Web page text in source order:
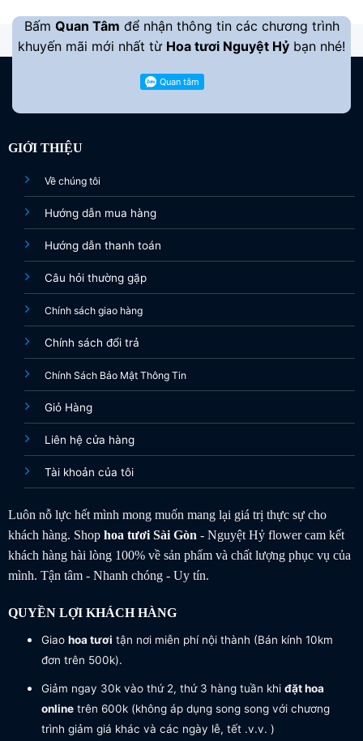
Bấm Quan Tâm để nhận thông tin các chương trình
khuyến mãi mới nhất từ Hoa tươi Nguyệt Hỷ bạn nhé!
GIỚI THIỆU
Về chúng tôi
Hướng dẫn mua hàng
Hướng dẫn thanh toán
Câu hỏi thường gặp
Chính sách giao hàng
Chính sách đổi trả
Chính Sách Bảo Mật Thông Tin
Giỏ Hàng
Liên hệ cửa hàng
Tài khoản của tôi
Luôn nỗ lực hết mình mong muốn mang lại giá trị thực sự cho
khách hàng. Shop hoa tươiSài Gòn - Nguyệt Hỷ flower cam kết
khách hàng hài lòng 100% về sản phẩm và chất lượng phục vụ của
mình. Tận tâm - Nhanh chóng - Uy tín.
QUYỀN LỢI KHÁCH HÀNG
Giao hoa tươi tận nơi miễn phí nội thành (Bán kính 10km
đơn trên 500k).
Giảm ngay 30k vào thứ 2, thứ 3 hàng tuần khi đặt hoa
onlinetrên 600k (không áp dụng song song với chương
trình giảm giá khác và các ngày lễ, tết .v.v. )